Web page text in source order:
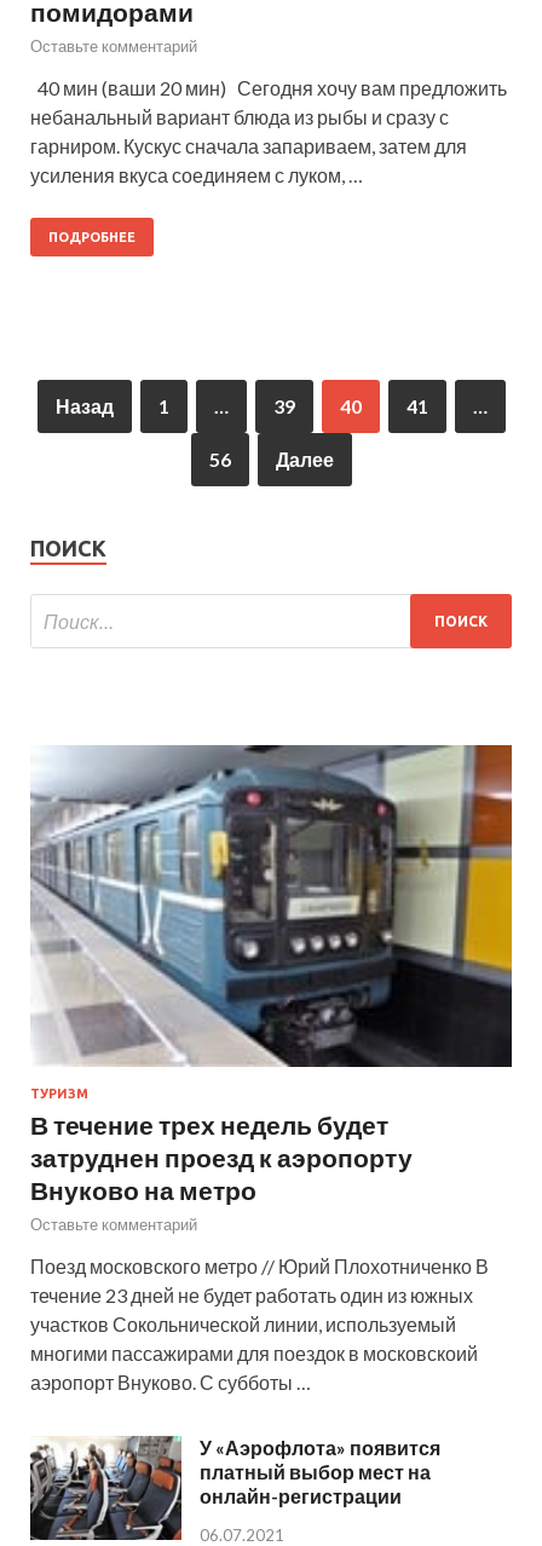
помидорами
Оставьте комментарий
40 мин (ваши 20 мин) Сегодня хочу вам предложить
небанальный вариант блюда из рыбы и сразу с
гарниром. Кускус сначала запариваем, затем для
усиления вкуса соединяем с луком, …
ПОДРОБНЕЕ
Назад 1 … 39 40 41 …
56 Далее
ПОИСК
ТУРИЗМ
В течение трех недель будет
затруднен проезд к аэропорту
Внуково на метро
Оставьте комментарий
Поезд московского метро // Юрий Плохотниченко В
течение 23 дней не будет работать один из южных
участков Сокольнической линии, используемый
многими пассажирами для поездок в московскоий
аэропорт Внуково. С субботы …
У «Аэрофлота» появится
платный выбор мест на
онлайн-регистрации
06.07.2021